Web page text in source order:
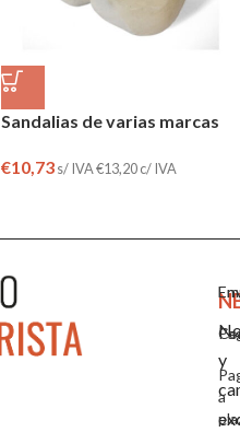
Sandalias de varias marcas
€10,73s/ IVA€13,20c/ IVA
a
y